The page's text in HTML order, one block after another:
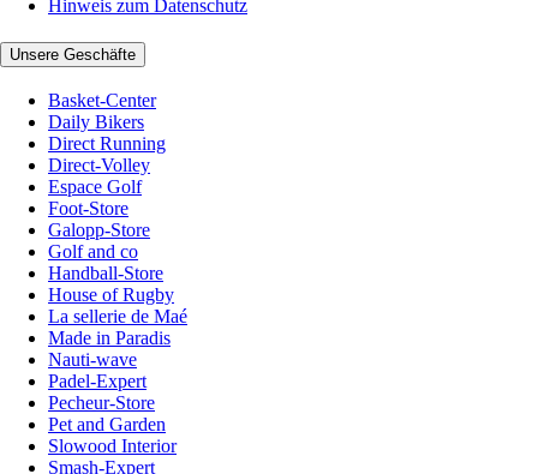
Hinweis zum Datenschutz
Unsere Geschäfte
Basket-Center
Daily Bikers
Direct Running
Direct-Volley
Espace Golf
Foot-Store
Galopp-Store
Golf and co
Handball-Store
House of Rugby
La sellerie de Maé
Made in Paradis
Nauti-wave
Padel-Expert
Pecheur-Store
Pet and Garden
Slowood Interior
Smash-Expert